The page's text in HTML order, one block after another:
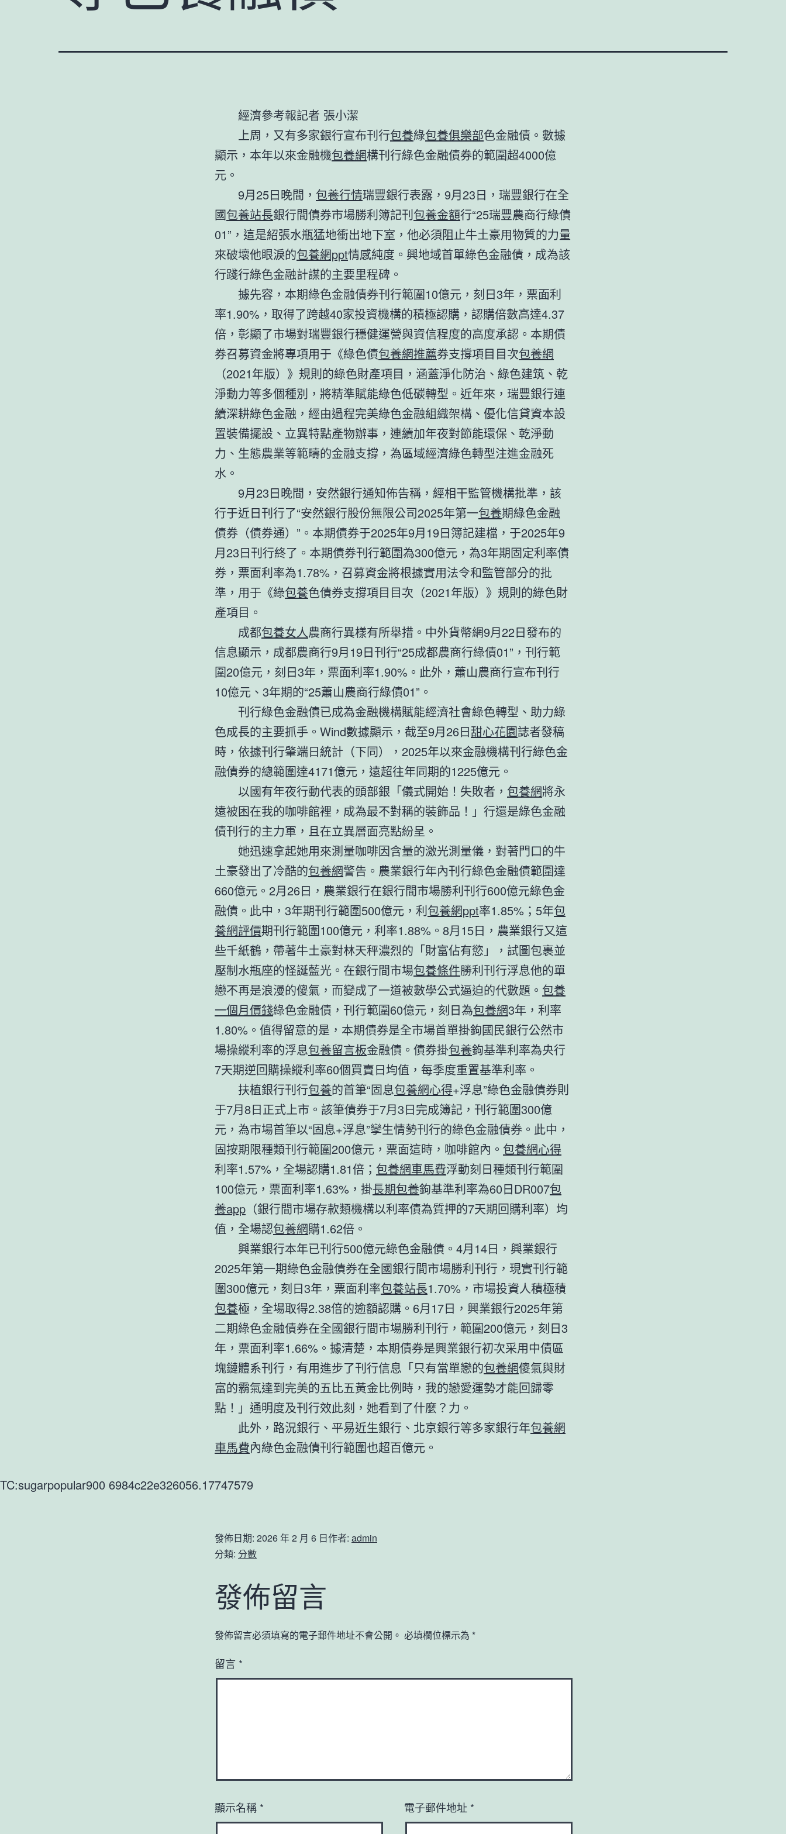
經濟參考報記者 張小潔
上周，又有多家銀行宣布刊行包養綠包養俱樂部色金融債。數據
顯示，本年以來金融機包養網構刊行綠色金融債券的範圍超4000億
元。
9月25日晚間， 包養行情瑞豐銀行表露，9月23日，瑞豐銀行在全
國包養站長銀行間債券市場勝利簿記刊包養金額行“25瑞豐農商行綠債
01”，這是紹張水瓶猛地衝出地下室，他必須阻止牛土豪用物質的力量
來破壞他眼淚的包養網ppt情感純度。興地域首單綠色金融債，成為該
行踐行綠色金融計謀的主要里程碑。
據先容，本期綠色金融債券刊行範圍10億元，刻日3年，票面利
率1.90%，取得了跨越40家投資機構的積極認購，認購倍數高達4.37
倍，彰顯了市場對瑞豐銀行穩健運營與資信程度的高度承認。本期債
券召募資金將專項用于《綠色債包養網推薦券支撐項目目次包養網
（2021年版）》規則的綠色財產項目，涵蓋淨化防治、綠色建筑、乾
淨動力等多個種別，將精準賦能綠色低碳轉型。近年來，瑞豐銀行連
續深耕綠色金融，經由過程完美綠色金融組織架構、優化信貸資本設
置裝備擺設、立異特點產物辦事，連續加年夜對節能環保、乾淨動
力、生態農業等範疇的金融支撐，為區域經濟綠色轉型注進金融死
水。
9月23日晚間，安然銀行通知佈告稱，經相干監管機構批準，該
行于近日刊行了“安然銀行股份無限公司2025年第一包養期綠色金融
債券（債券通）”。本期債券于2025年9月19日簿記建檔，于2025年9
月23日刊行終了。本期債券刊行範圍為300億元，為3年期固定利率債
券，票面利率為1.78%，召募資金將根據實用法令和監管部分的批
準，用于《綠包養色債券支撐項目目次（2021年版）》規則的綠色財
產項目。
成都包養女人農商行異樣有所舉措。中外貨幣網9月22日發布的
信息顯示，成都農商行9月19日刊行“25成都農商行綠債01”，刊行範
圍20億元，刻日3年，票面利率1.90%。此外，蕭山農商行宣布刊行
10億元、3年期的“25蕭山農商行綠債01”。
刊行綠色金融債已成為金融機構賦能經濟社會綠色轉型、助力綠
色成長的主要抓手。Wind數據顯示，截至9月26日甜心花園誌者發稿
時，依據刊行肇端日統計（下同），2025年以來金融機構刊行綠色金
融債券的總範圍達4171億元，遠超往年同期的1225億元。
以國有年夜行動代表的頭部銀「儀式開始！失敗者， 包養網將永
遠被困在我的咖啡館裡，成為最不對稱的裝飾品！」行還是綠色金融
債刊行的主力軍，且在立異層面亮點紛呈。
她迅速拿起她用來測量咖啡因含量的激光測量儀，對著門口的牛
土豪發出了冷酷的包養網警告。農業銀行年內刊行綠色金融債範圍達
660億元。2月26日，農業銀行在銀行間市場勝利刊行600億元綠色金
融債。此中，3年期刊行範圍500億元，利包養網ppt率1.85%；5年包
養網評價期刊行範圍100億元，利率1.88%。8月15日，農業銀行又這
些千紙鶴，帶著牛土豪對林天秤濃烈的「財富佔有慾」，試圖包裹並
壓制水瓶座的怪誕藍光。在銀行間市場包養條件勝利刊行浮息他的單
戀不再是浪漫的傻氣，而變成了一道被數學公式逼迫的代數題。 包養
一個月價錢綠色金融債，刊行範圍60億元，刻日為包養網3年，利率
1.80%。值得留意的是，本期債券是全市場首單掛鉤國民銀行公然市
場操縱利率的浮息包養留言板金融債。債券掛包養鉤基準利率為央行
7天期逆回購操縱利率60個買賣日均值，每季度重置基準利率。
扶植銀行刊行包養的首筆“固息包養網心得+浮息”綠色金融債券則
于7月8日正式上市。該筆債券于7月3日完成簿記，刊行範圍300億
元，為市場首筆以“固息+浮息”孿生情勢刊行的綠色金融債券。此中，
固按期限種類刊行範圍200億元，票面這時，咖啡館內。 包養網心得
利率1.57%，全場認購1.81倍； 包養網車馬費浮動刻日種類刊行範圍
100億元，票面利率1.63%，掛長期包養鉤基準利率為60日DR007包
養app （銀行間市場存款類機構以利率債為質押的7天期回購利率）均
值，全場認包養網購1.62倍。
興業銀行本年已刊行500億元綠色金融債。4月14日，興業銀行
2025年第一期綠色金融債券在全國銀行間市場勝利刊行，現實刊行範
圍300億元，刻日3年，票面利率包養站長1.70%，市場投資人積極積
包養極，全場取得2.38倍的逾額認購。6月17日，興業銀行2025年第
二期綠色金融債券在全國銀行間市場勝利刊行，範圍200億元，刻日3
年，票面利率1.66%。據清楚，本期債券是興業銀行初次采用中債區
塊鏈體系刊行，有用進步了刊行信息「只有當單戀的包養網傻氣與財
富的霸氣達到完美的五比五黃金比例時，我的戀愛運勢才能回歸零
點！」通明度及刊行效此刻，她看到了什麼？力。
此外，路況銀行、平易近生銀行、北京銀行等多家銀行年包養網
車馬費內綠色金融債刊行範圍也超百億元。
TC:sugarpopular900 6984c22e326056.17747579
發佈日期: 2026 年 2 月 6 日作者: admin
分類: 分數
發佈留言
發佈留言必須填寫的電子郵件地址不會公開。 必填欄位標示為 *
留言 *
顯示名稱 * 電子郵件地址 *